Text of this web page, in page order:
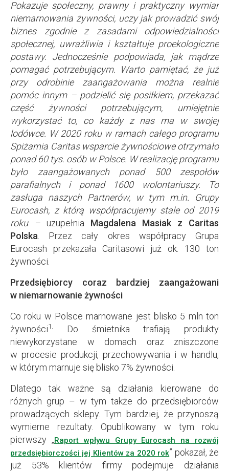
Pokazuje społeczny, prawny i praktyczny wymiar
niemarnowania żywności, uczy jak prowadzić swój
biznes zgodnie z zasadami odpowiedzialności
społecznej, uwrażliwia i kształtuje proekologiczne
postawy. Jednocześnie podpowiada, jak mądrze
pomagać potrzebującym. Warto pamiętać, że już
przy odrobinie zaangażowania można realnie
pomóc innym – podzielić się posiłkiem, przekazać
część żywności potrzebującym, umiejętnie
wykorzystać to, co każdy z nas ma w swojej
lodówce. W 2020 roku w ramach całego programu
Spiżarnia Caritas wsparcie żywnościowe otrzymało
ponad 60 tys. osób w Polsce. W realizację programu
było zaangażowanych ponad 500 zespołów
parafialnych i ponad 1600 wolontariuszy. To
zasługa naszych Partnerów, w tym m.in. Grupy
Eurocash, z którą współpracujemy stale od 2019
roku – uzupełnia Magdalena Masiak z Caritas
Polska . Przez cały okres współpracy Grupa
Eurocash przekazała Caritasowi już ok. 130 ton
żywności.
Przedsiębiorcy coraz bardziej zaangażowani
w niemarnowanie żywności
Co roku w Polsce marnowane jest blisko 5 mln ton
żywności1.
Do śmietnika trafiają produkty
niewykorzystane w domach oraz zniszczone
w procesie produkcji, przechowywania i w handlu,
w którym marnuje się blisko 7% żywności.
Dlatego tak ważne są działania kierowane do
różnych grup – w tym także do przedsiębiorców
prowadzących sklepy. Tym bardziej, że przynoszą
wymierne rezultaty. Opublikowany w tym roku
pierwszy „Raport wpływu Grupy Eurocash na rozwój
przedsiębiorczości jej Klientów za 2020 rok” pokazał, że
już 53% klientów firmy podejmuje działania